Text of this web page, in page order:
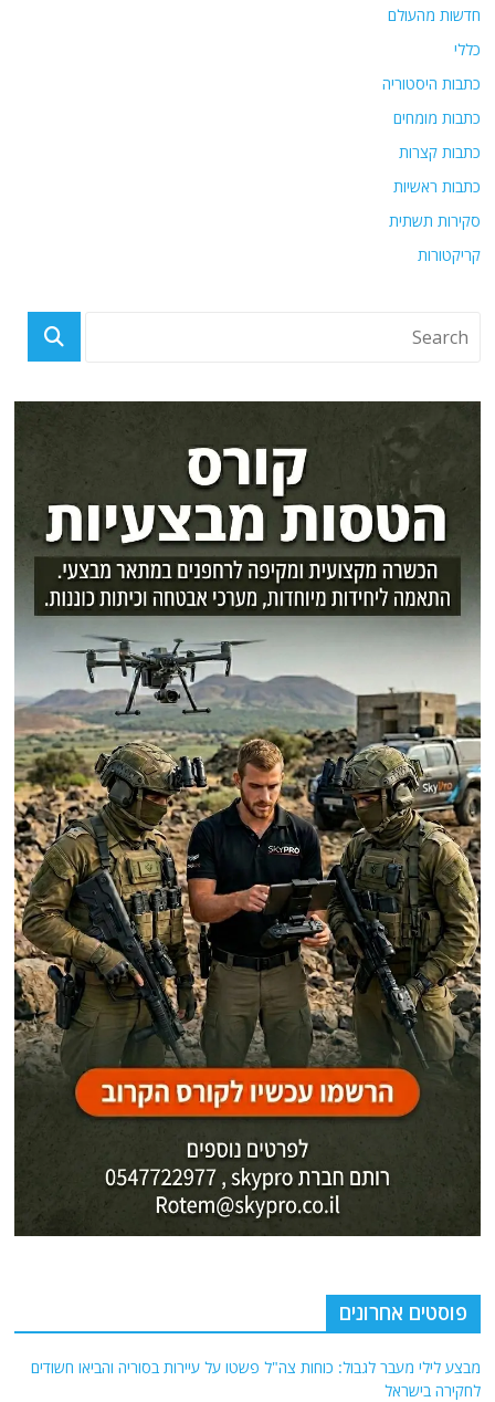
חדשות מהעולם
כללי
כתבות היסטוריה
כתבות מומחים
כתבות קצרות
כתבות ראשיות
סקירות תשתית
קריקטורות
פוסטים אחרונים
מבצע לילי מעבר לגבול: כוחות צה"ל פשטו על עיירות בסוריה והביאו חשודים
לחקירה בישראל